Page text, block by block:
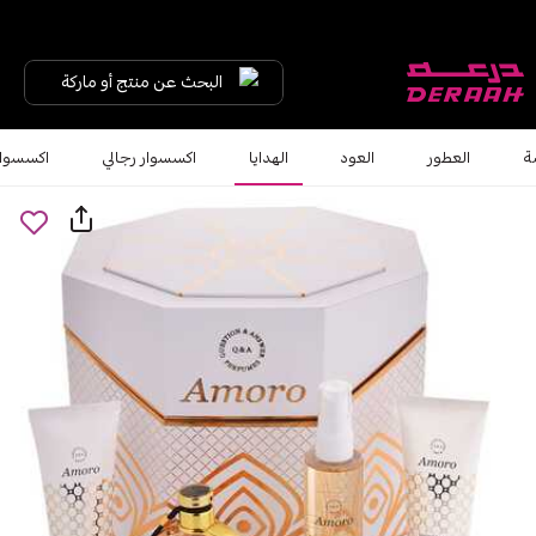
البحث عن منتج أو ماركة
العطور العود الهدايا اكسسوار رجالي